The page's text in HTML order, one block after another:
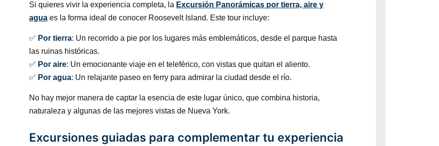
Si quieres vivir la experiencia completa, la Excursión Panorámicas por tierra, aire y
agua es la forma ideal de conocer Roosevelt Island. Este tour incluye:
✅ Por tierra: Un recorrido a pie por los lugares más emblemáticos, desde el parque hasta
las ruinas históricas.
✅ Por aire: Un emocionante viaje en el teleférico, con vistas que quitan el aliento.
✅ Por agua: Un relajante paseo en ferry para admirar la ciudad desde el río.
No hay mejor manera de captar la esencia de este lugar único, que combina historia,
naturaleza y algunas de las mejores vistas de Nueva York.
Excursiones guiadas para complementar tu experiencia